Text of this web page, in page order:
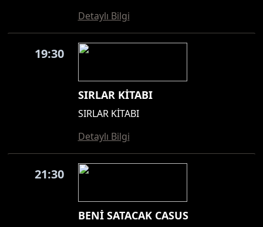
Detaylı Bilgi
19:30
SIRLAR KİTABI
SIRLAR KİTABI
Detaylı Bilgi
21:30
BENİ SATACAK CASUS